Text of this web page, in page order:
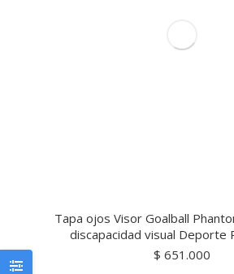
Tapa ojos Visor Goalball
discapacidad visual Deporte
$ 651.000